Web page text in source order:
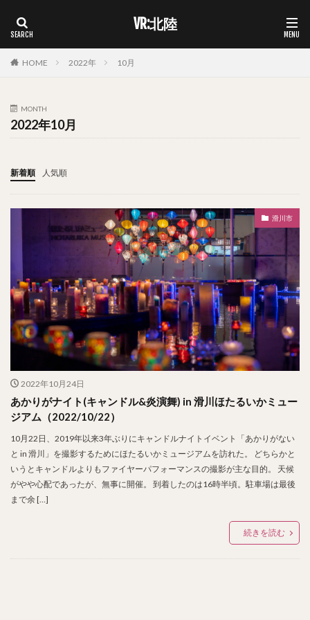
VR:北陸
HOME 2022年 10月
MONTH
2022年10月
新着順 人気順
滑川市
2022年10月24日
あかりがナイト(キャンドル&炎演舞) in 滑川ほたるいかミュー
ジアム（2022/10/22）
10月22日、2019年以来3年ぶりにキャンドルナイトイベント「あかりがない
と in 滑川」を撮影するためにほたるいかミュージアムを訪れた。 どちらかと
いうとキャンドルよりもファイヤーパフォーマンスの撮影が主な目的。 天候
がやや心配であったが、無事に開催。 到着したのは16時半頃。駐車場は最後
まで余 […]
続きを読む